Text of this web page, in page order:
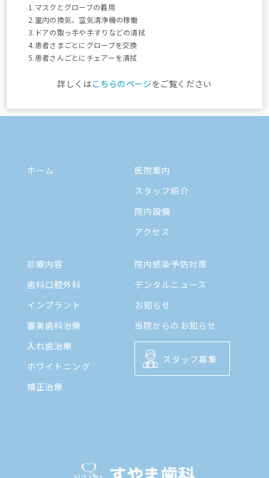
時間 月 火 水
9:00
~
12:00
● ● ● ●
13:30
ホーム
医院案内
スタッフ紹介
院内設備
アクセス
診療内容
歯科口腔外科
インプラント
審美歯科治療
入れ歯治療
ホワイトニング
矯正治療
院内感染予防対策
デンタルニュース
お知らせ
当院からのお知らせ
スタッフ募集
1.マスクとグローブの着用
2.室内の換気、空気清浄機の稼働
3.ドアの取っ手や手すりなどの清拭
4.患者さまごとにグローブを交換
5.患者さんごとにチェアーを清拭
詳しくはこちらのページをご覧ください